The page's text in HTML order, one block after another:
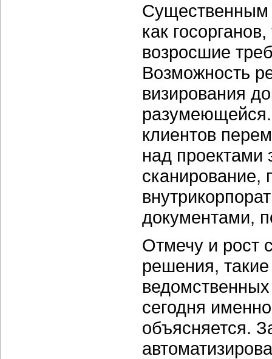
Существенным
как
возросшие
Возможность
визирования
разумеющейся.
клиентов
над проектами
сканирование,
документами,
Отмечу и рост
решения, такие
сегодня
объясняется.